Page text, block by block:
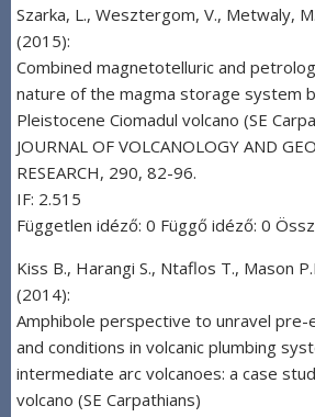
Szarka, L., Wesztergom, V., Metwaly,
(2015):
Combined magnetotelluric and
nature of the magma storage system
Pleistocene Ciomadul volcano (SE
JOURNAL OF VOLCANOLOGY AND
RESEARCH, 290, 82-96.
IF: 2.515
Független idéző: 0 Függő idéző: 0
Kiss B., Harangi S., Ntaflos T., Mason
(2014):
Amphibole perspective to unravel
and conditions in volcanic plumbing
intermediate arc volcanoes: a case
volcano (SE Carpathians)